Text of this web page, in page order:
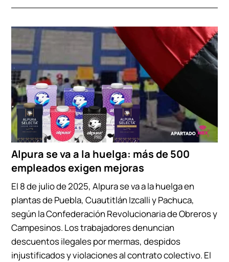
Alpura se va a la huelga: más de 500
empleados exigen mejoras
El 8 de julio de 2025, Alpura se va a la huelga en
plantas de Puebla, Cuautitlán Izcalli y Pachuca,
según la Confederación Revolucionaria de Obreros y
Campesinos. Los trabajadores denuncian
descuentos ilegales por mermas, despidos
injustificados y violaciones al contrato colectivo. El